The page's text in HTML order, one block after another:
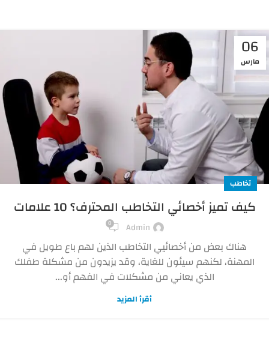
06
مارس
تخاطب
كيف تميز أخصائي التخاطب المحترف؟ 10 علامات
Admin
0
هناك بعض من أخصائيي التخاطب الذين لهم باع طويل في
المهنة، لكنهم سيئون للغاية، وقد يزيدون من مشكلة طفلك
الذي يعاني من مشكلات في الفهم أو...
أقرأ المزيد